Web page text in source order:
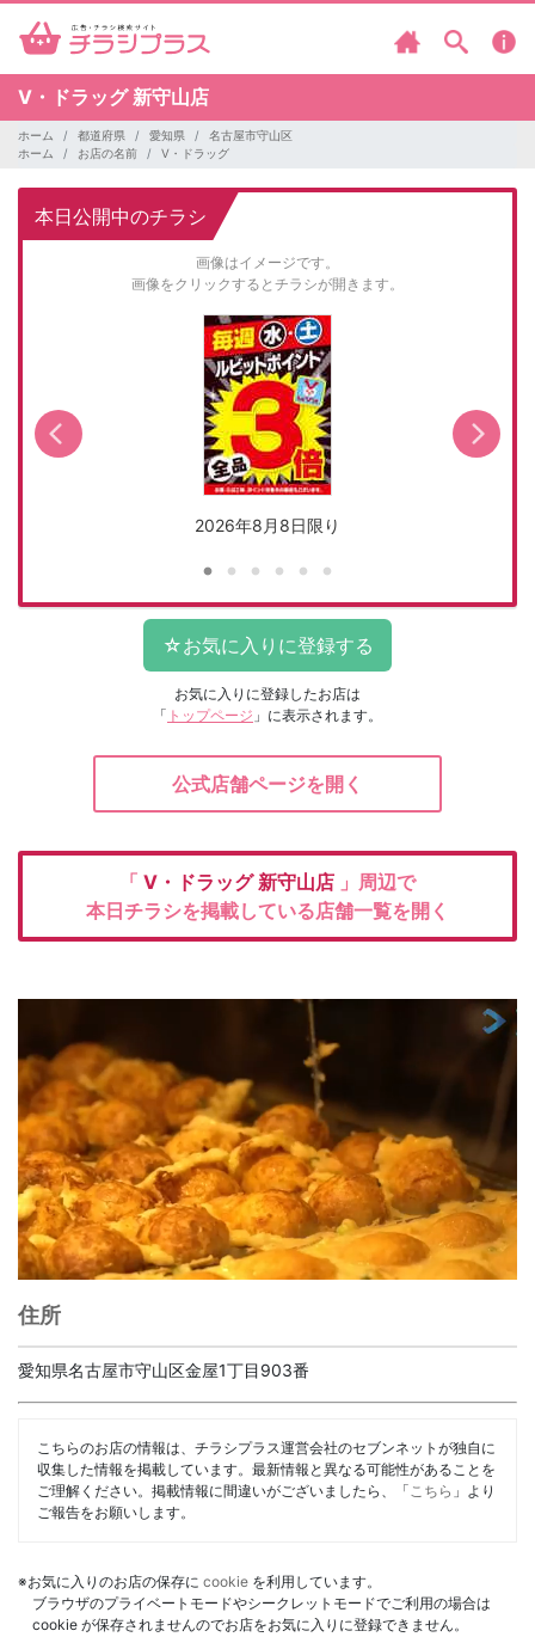
V・ドラッグ 新守山店
ホーム 都道府県 愛知県
名古屋市守山区
ホーム
お店の名前 V・ドラッグ
本日公開中のチラシ
画像はイメージです。
画像をクリックするとチラシが開きます。
2026年8月8日限り
お気に入りに登録したお店は
「 トップページ 」に表示されます。
公式店舗ページを開く
「 V・ドラッグ 新守山店 」周辺で
本日チラシを掲載している店舗一覧を開く
住所
愛知県名古屋市守山区金屋1丁目903番
こちらのお店の情報は、チラシプラス運営会社のセブンネットが独自に
収集した情報を掲載しています。最新情報と異なる可能性があることを
ご理解ください。掲載情報に間違いがございましたら、「 こちら 」より
ご報告をお願いします。
※お気に入りのお店の保存に cookie を利用しています。
ブラウザのプライベートモードやシークレットモードでご利用の場合は
cookie が保存されませんのでお店をお気に入りに登録できません。